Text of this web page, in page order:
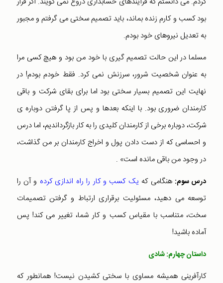
بود کسب و کارم زنده بماند، باید تصمیم سختی می گرفتم و مجبور
به تعدیل نیروهای خود بودم.
مسلما در این حالت تصمیم گیری با خود من بود و هیچ کسی مرا
به عنوان شخصیت شرور، سرزنش نمی کرد. فقط خودم بودم! در
نهایت این تصمیم بسیار سختی بود اما برای بقای شرکت و باقی
کارمندان ضروری بود. با اینکه بعدها و پس از پا گرفتن دوباره ی
شرکت، دوباره برخی از کارمندان کلیدی را به کار بازگرداندیم، اما درس
و احساسی که از دست دادن پول و اخراج کارمندان بر من گذاشت،
در وجود من باقی مانده است» .
درس سوم: هنگامی که یک کسب و کار را راه اندازی کرده و آن را
توسعه می دهید، مسئولیت برقراری ارتباط و گرفتن تصمیمات
سخت، متناسب با مقیاس کسب و کار شما، تغییر می کند! پس
آماده باشید!
داستان چهارم: شادی
کارآفرینی همیشه مساوی با سختی کشیدن نیست! همانطور که